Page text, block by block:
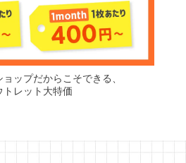
ップだからこそできる、
トレット大特価